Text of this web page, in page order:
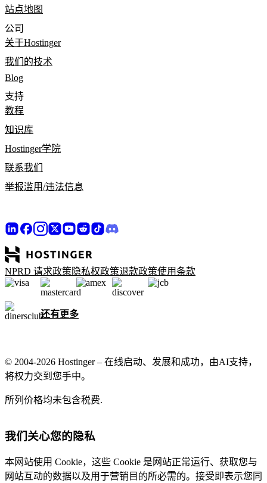
站点地图
公司
关于Hostinger
我们的技术
Blog
支持
教程
知识库
Hostinger学院
联系我们
举报滥用/违法信息
NPRD 请求政策 隐私权政策退款政策使用条款
还有更多
© 2004-2026 Hostinger – 在线启动、发展和成功，由AI支持，
将权力交到您手中。
所列价格均未包含税费.
我们关心您的隐私
本网站使用 Cookie，这些 Cookie 是网站正常运行、获取您与
网站互动的数据以及用于营销目的所必需的。接受即表示您同